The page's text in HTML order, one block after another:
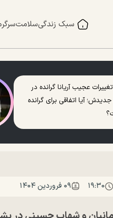
سبک زندگیسلامت
عجیب آریانا گرانده در
آیا اتفاقی برای گرانده
۱۹:۳۰ ۰۹ فروردين ۱۴۰۴